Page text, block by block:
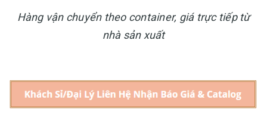
Hàng vận chuyển theo container, giá trực tiếp từ
nhà sản xuất